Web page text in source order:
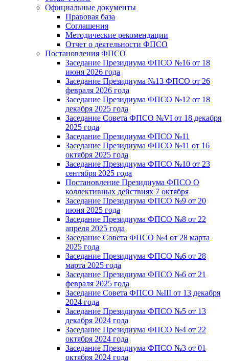
Официальные документы
Правовая база
Соглашения
Методические рекомендации
Отчет о деятельности ФПСО
Постановления ФПСО
Заседание Президиума ФПСО №16 от 18
июня 2026 года
Заседание Президиума №13 ФПСО от 26
февраля 2026 года
Заседание Президиума ФПСО №12 от 18
декабря 2025 года
Заседание Совета ФПСО №VI от 18 декабря
2025 года
Заседание Президиума ФПСО №11
Заседание Президиума ФПСО №11 от 16
октября 2025 года
Заседание Президиума ФПСО №10 от 23
сентября 2025 года
Постановление Президиума ФПСО О
коллективных действиях 7 октября
Заседание Президиума ФПСО №9 от 20
июня 2025 года
Заседание Президиума ФПСО №8 от 22
апреля 2025 года
Заседание Совета ФПСО №4 от 28 марта
2025 года
Заседание Президиума ФПСО №6 от 28
марта 2025 года
Заседание Президиума ФПСО №6 от 21
февраля 2025 года
Заседание Совета ФПСО №III от 13 декабря
2024 года
Заседание Президиума ФПСО №5 от 13
декабря 2024 года
Заседание Президиума ФПСО №4 от 22
октября 2024 года
Заседание Президиума ФПСО №3 от 01
октября 2024 года